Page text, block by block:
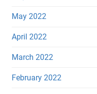
May 2022
April 2022
March 2022
February 2022